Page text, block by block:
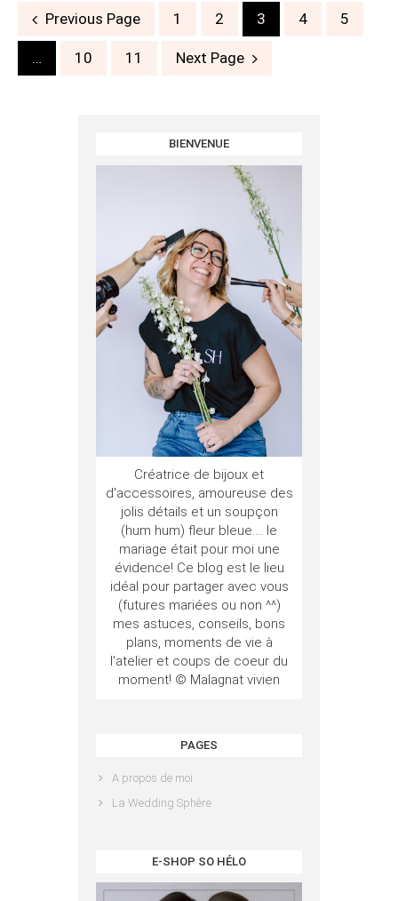
Posts
navigation
Previous Page 1 2 3 4 5
… 10 11 Next Page
BIENVENUE
Créatrice de bijoux et
d'accessoires, amoureuse des
jolis détails et un soupçon
(hum hum) fleur bleue.... le
mariage était pour moi une
évidence! Ce blog est le lieu
idéal pour partager avec vous
(futures mariées ou non ^^)
mes astuces, conseils, bons
plans, moments de vie à
l'atelier et coups de coeur du
moment! © Malagnat vivien
PAGES
A propos de moi
La Wedding Sphère
E-SHOP SO HÉLO